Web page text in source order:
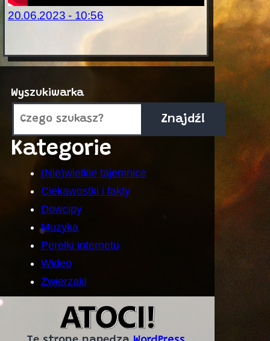
20.06.2023 - 10:56
Wyszukiwarka
Znajdź!
Kategorie
(Nie)wielkie tajemnice
Ciekawostki i fakty
Dowcipy
Muzyka
Perełki internetu
Wideo
Zwierzaki